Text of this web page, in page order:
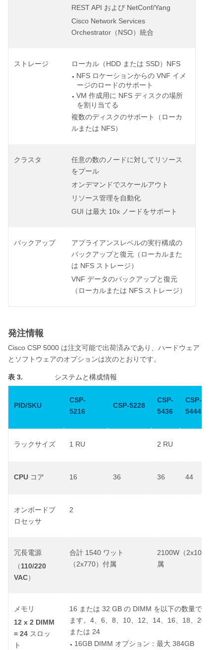
REST API および NetConf/Yang
Cisco Network Services
Orchestrator （ NSO）統合
ストレージ ローカル（ HDD または SSD） NFS
● NFS ロケーションからの VNF イメ
ージのロードのサポート
● VM 作成用に NFS ディスクの場所
を割り当てる
複数のディスクのサポート（ローカ
ルまたは NFS）
クラスタ
任意の数のノードに対してリソース
をプール
オンデマンドでスケールアウト
リソース管理を自動化
GUI は最大 10x ノードをサポート
バックアップ
アプライアンスレベルの実行構成の
バックアップと復元（ローカルまた
は NFS ストレージ）
VNF データのバックアップと復元
（ローカルまたは NFS ストレージ）
発注情報
Cisco CSP 5000 は注文可能で出荷済みであり、ハードウェア
とソフトウェアのオプションは次のとおりです。
表 3. システムと構成情報
PID/SKU
CSP-
5216
CSP-5228
CSP-
5436
CSP-
5444
ラックサイズ 1 RU 2 RU
CPU コア 16 36 36 44
オンボードプ
ロセッサ
2
冗長電源
（ 110/220
VAC）
合計 1540 ワット
（2x770）付属
2100W （2x1050
属
メモリ
12 x 2 DIMM
= 24 スロッ
ト
16 または 32 GB の DIMM を以下の数量で構成
ます。 4、 6、 8、 10、 12、 14、 16、 18、 20
または 24
● 16GB DIMM オプション：最大 384GB